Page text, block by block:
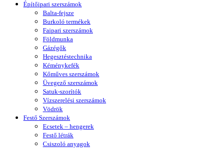
Építőipari szerszámok
Balta-fejsze
Burkoló termékek
Faipari szerszámok
Földmunka
Gázégők
Hegesztéstechnika
Kéménykefék
Kőműves szerszámok
Üvegező szerszámok
Satuk-szorítók
Vízszerelési szerszámok
Vödrök
Festő Szerszámok
Ecsetek – hengerek
Festő létrák
Csiszoló anyagok